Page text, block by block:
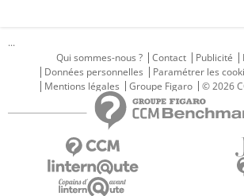
...
Qui sommes-nous ?
Contact Publicité
Données personnelles
Paramétrer les
Mentions légales
Groupe Figaro © 2026